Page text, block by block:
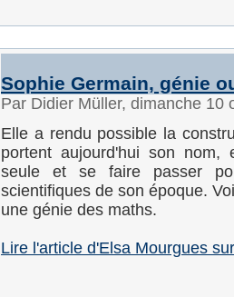
Sophie Germain, génie
Par Didier Müller, dimanche
Elle a rendu possible la
portent aujourd'hui son nom,
seule et se faire passer
scientifiques de son époque.
une génie des maths.
Lire l'article d'Elsa Mourgues